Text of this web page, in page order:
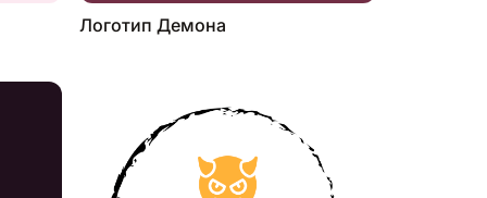
Логотип Демона